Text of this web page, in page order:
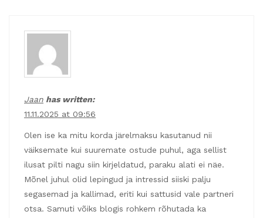
Jaan has written:
11.11.2025 at 09:56
Olen ise ka mitu korda järelmaksu kasutanud nii
väiksemate kui suuremate ostude puhul, aga sellist
ilusat pilti nagu siin kirjeldatud, paraku alati ei näe.
Mõnel juhul olid lepingud ja intressid siiski palju
segasemad ja kallimad, eriti kui sattusid vale partneri
otsa. Samuti võiks blogis rohkem rõhutada ka